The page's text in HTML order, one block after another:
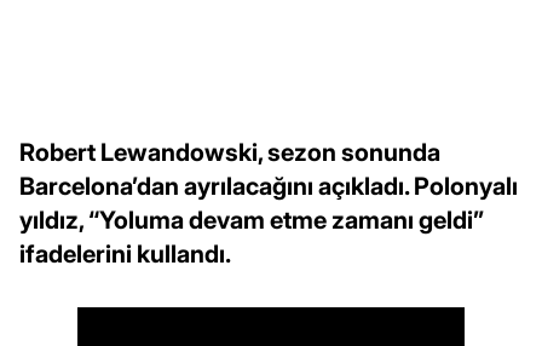
Robert Lewandowski, sezon sonunda
Barcelona’dan ayrılacağını açıkladı. Polonyalı
yıldız, “Yoluma devam etme zamanı geldi”
ifadelerini kullandı.